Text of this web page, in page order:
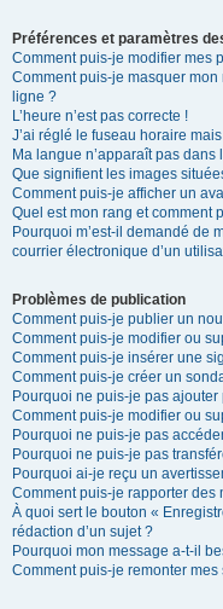
Préférences et paramètres
Comment puis-je modifier mes
Comment puis-je masquer mon
ligne ?
L’heure n’est pas correcte !
J’ai réglé le fuseau horaire
Ma langue n’apparaît pas dans
Que signifient les images
Comment puis-je afficher un
Quel est mon rang et comment
Pourquoi m’est-il demandé de
courrier électronique d’un
Problèmes de publication
Comment puis-je publier un
Comment puis-je modifier ou
Comment puis-je insérer une
Comment puis-je créer un
Pourquoi ne puis-je pas
Comment puis-je modifier ou
Pourquoi ne puis-je pas
Pourquoi ne puis-je pas
Pourquoi ai-je reçu un
Comment puis-je rapporter des
À quoi sert le bouton «
rédaction d’un sujet ?
Pourquoi mon message a-t-il
Comment puis-je remonter mes